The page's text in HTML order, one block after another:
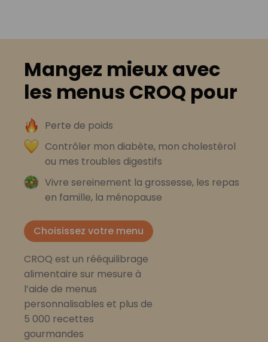
Mangez mieux avec
les menus CROQ pour
Perte de poids
Contrôler mon diabète, mon cholestérol
ou mes troubles digestifs
Vivre sereinement la grossesse, les repas
en famille, la ménopause
Choisissez votre menu
CROQ est un rééquilibrage
alimentaire sur mesure à
l’aide de menus
personnalisables et plus de
5 000 recettes
gourmandes